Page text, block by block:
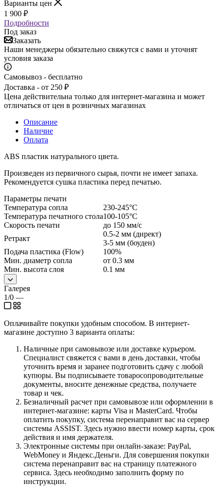
Варианты цен
1 900 ₽
Подробности
Под заказ
Заказать
Наши менеджеры обязательно свяжутся с вами и уточнят
условия заказа
Самовывоз - бесплатно
Доставка - от 250 ₽
Цена действительна только для интернет-магазина и может
отличаться от цен в розничных магазинах
Описание
Наличие
Оплата
ABS пластик натурального цвета.
Произведен из первичного сырья, почти не имеет запаха.
Рекомендуется сушка пластика перед печатью.
Параметры печати
Температура сопла
230-245°С
Температура печатного стола100-105°С
Скорость печати
до 150 мм/с
Ретракт
0.5-2 мм (директ)
3-5 мм (боуден)
Подача пластика (Flow)
100%
Мин. диаметр сопла
от 0.3 мм
Мин. высота слоя
0.1 мм
Галерея
1/0 —
Оплачивайте покупки удобным способом. В интернет-
магазине доступно 3 варианта оплаты:
Наличные при самовывозе или доставке курьером.
Специалист свяжется с вами в день доставки, чтобы
уточнить время и заранее подготовить сдачу с любой
купюры. Вы подписываете товаросопроводительные
документы, вносите денежные средства, получаете
товар и чек.
Безналичный расчет при самовывозе или оформлении в
интернет-магазине: карты Visa и MasterCard. Чтобы
оплатить покупку, система перенаправит вас на сервер
системы ASSIST. Здесь нужно ввести номер карты, срок
действия и имя держателя.
Электронные системы при онлайн-заказе: PayPal,
WebMoney и Яндекс.Деньги. Для совершения покупки
система перенаправит вас на страницу платежного
сервиса. Здесь необходимо заполнить форму по
инструкции.